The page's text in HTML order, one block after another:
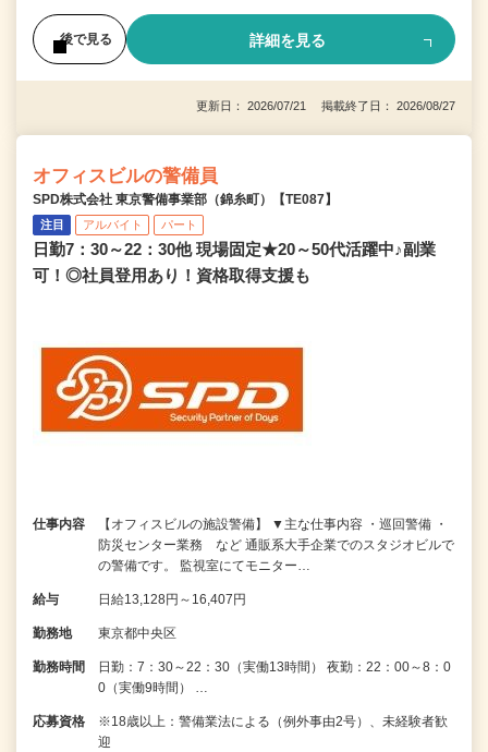
後で見る 詳細を見る
更新日： 2026/07/21 掲載終了日： 2026/08/27
オフィスビルの警備員
SPD株式会社 東京警備事業部（錦糸町）【TE087】
注目 アルバイト パート
日勤7：30～22：30他 現場固定★20～50代活躍中♪副業
可！◎社員登用あり！資格取得支援も
仕事内容
【オフィスビルの施設警備】 ▼主な仕事内容 ・巡回警備 ・
防災センター業務 など 通販系大手企業でのスタジオビルで
の警備です。 監視室にてモニター…
給与 日給13,128円～16,407円
勤務地 東京都中央区
勤務時間
日勤：7：30～22：30（実働13時間） 夜勤：22：00～8：0
0（実働9時間） …
応募資格
※18歳以上：警備業法による（例外事由2号）、未経験者歓
迎